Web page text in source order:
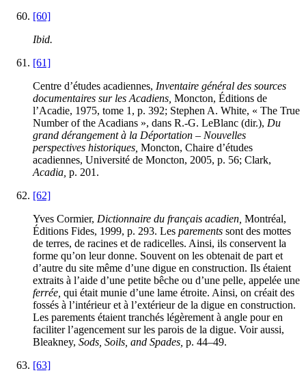
[60]
Ibid.
[61]
Centre d’études acadiennes, Inventaire général des sources
documentaires sur les Acadiens, Moncton, Éditions de
l’Acadie, 1975, tome 1, p. 392; Stephen A. White, « The True
Number of the Acadians », dans R.-G. LeBlanc (dir.), Du
grand dérangement à la Déportation – Nouvelles
perspectives historiques, Moncton, Chaire d’études
acadiennes, Université de Moncton, 2005, p. 56; Clark,
Acadia, p. 201.
[62]
Yves Cormier, Dictionnaire du français acadien, Montréal,
Éditions Fides, 1999, p. 293. Les parements sont des mottes
de terres, de racines et de radicelles. Ainsi, ils conservent la
forme qu’on leur donne. Souvent on les obtenait de part et
d’autre du site même d’une digue en construction. Ils étaient
extraits à l’aide d’une petite bêche ou d’une pelle, appelée une
ferrée, qui était munie d’une lame étroite. Ainsi, on créait des
fossés à l’intérieur et à l’extérieur de la digue en construction.
Les parements étaient tranchés légèrement à angle pour en
faciliter l’agencement sur les parois de la digue. Voir aussi,
Bleakney, Sods, Soils, and Spades, p. 44–49.
[63]